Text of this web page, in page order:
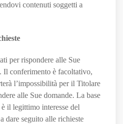
contenuti soggetti a
per rispondere alle Sue
Il conferimento è facoltativo,
l’impossibilità per il Titolare
alle Sue domande. La base
il legittimo interesse del
dare seguito alle richieste